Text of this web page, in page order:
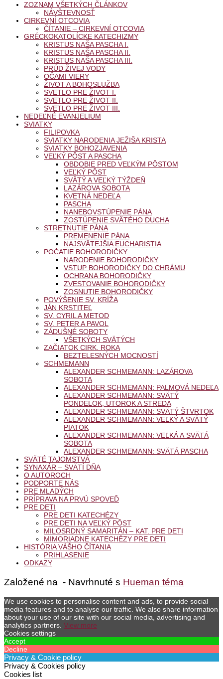
ZOZNAM VŠETKÝCH ČLÁNKOV
NÁVŠTEVNOSŤ
CIRKEVNÍ OTCOVIA
ČÍTANIE – CIRKEVNÍ OTCOVIA
GRÉCKOKATOLÍCKE KATECHIZMY
KRISTUS NAŠA PASCHA I.
KRISTUS NAŠA PASCHA II.
KRISTUS NAŠA PASCHA III.
PRÚD ŽIVEJ VODY
OČAMI VIERY
ŽIVOT A BOHOSLUŽBA
SVETLO PRE ŽIVOT I.
SVETLO PRE ŽIVOT II.
SVETLO PRE ŽIVOT III.
NEDEĽNÉ EVANJELIUM
SVIATKY
FILIPOVKA
SVIATKY NARODENIA JEŽIŠA KRISTA
SVIATKY BOHOZJAVENIA
VEĽKÝ PÔST A PASCHA
OBDOBIE PRED VEĽKÝM PÔSTOM
VEĽKÝ PÔST
SVÄTÝ A VEĽKÝ TÝŽDEŇ
LAZÁROVA SOBOTA
KVETNÁ NEDEĽA
PASCHA
NANEBOVSTÚPENIE PÁNA
ZOSTÚPENIE SVÄTÉHO DUCHA
STRETNUTIE PÁNA
PREMENENIE PÁNA
NAJSVÄTEJŠIA EUCHARISTIA
POČATIE BOHORODIČKY
NARODENIE BOHORODIČKY
VSTUP BOHORODIČKY DO CHRÁMU
OCHRANA BOHORODIČKY
ZVESTOVANIE BOHORODIČKY
ZOSNUTIE BOHORODIČKY
POVÝŠENIE SV. KRÍŽA
JÁN KRSTITEĽ
SV. CYRIL A METOD
SV. PETER A PAVOL
ZÁDUŠNÉ SOBOTY
VŠETKÝCH SVÄTÝCH
ZAČIATOK CIRK. ROKA
BEZTELESNÝCH MOCNOSTÍ
SCHMEMANN
ALEXANDER SCHMEMANN: LAZÁROVA
SOBOTA
ALEXANDER SCHMEMANN: PALMOVÁ NEDEĽA
ALEXANDER SCHMEMANN: SVÄTÝ
PONDELOK, UTOROK A STREDA
ALEXANDER SCHMEMANN: SVÄTÝ ŠTVRTOK
ALEXANDER SCHMEMANN: VEĽKÝ A SVÄTÝ
PIATOK
ALEXANDER SCHMEMANN: VEĽKÁ A SVÄTÁ
SOBOTA
ALEXANDER SCHMEMANN: SVÄTÁ PASCHA
SVÄTÉ TAJOMSTVÁ
SYNAXÁR – SVÄTÍ DŇA
O AUTOROCH
PODPORTE NÁS
PRE MLADÝCH
PRÍPRAVA NA PRVÚ SPOVEĎ
PRE DETI
PRE DETI KATECHÉZY
PRE DETI NA VEĽKÝ PÔST
MILOSRDNÝ SAMARITÁN – KAT. PRE DETI
MIMORIADNE KATECHÉZY PRE DETI
HISTÓRIA VÁŠHO ČÍTANIA
PRIHLASENIE
ODKAZY
Založené na - Navrhnuté s Hueman téma
We use cookies to personalise content and ads, to provide social
media features and to analyse our traffic. We also share information
about your use of our site with our social media, advertising and
analytics partners. View more
Cookies settings
Accept
Decline
Privacy & Cookie policy
Privacy & Cookies policy
Cookies list